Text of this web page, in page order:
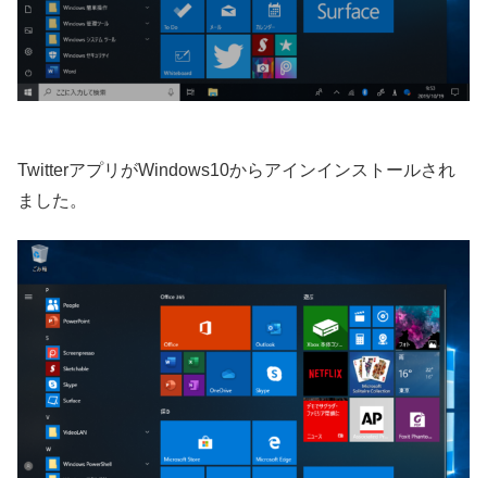
TwitterアプリがWindows10からアインインストールされ
ました。